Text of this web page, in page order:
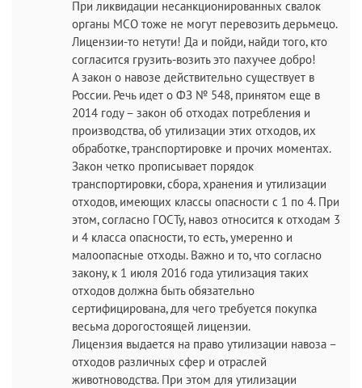
При ликвидации несанкционированных свалок
органы МСО тоже не могут перевозить дерьмецо.
Лицензии-то нетути! Да и пойди, найди того, кто
согласится грузить-возить это пахучее добро!
А закон о навозе действительно существует в
России. Речь идет о ФЗ № 548, принятом еще в
2014 году – закон об отходах потребления и
производства, об утилизации этих отходов, их
обработке, транспортировке и прочих моментах.
Закон четко прописывает порядок
транспортировки, сбора, хранения и утилизации
отходов, имеющих классы опасности с 1 по 4. При
этом, согласно ГОСТу, навоз относится к отходам 3
и 4 класса опасности, то есть, умеренно и
малоопасные отходы. Важно и то, что согласно
закону, к 1 июля 2016 года утилизация таких
отходов должна быть обязательно
сертифицирована, для чего требуется покупка
весьма дорогостоящей лицензии.
Лицензия выдается на право утилизации навоза –
отходов различных сфер и отраслей
животноводства. При этом для утилизации